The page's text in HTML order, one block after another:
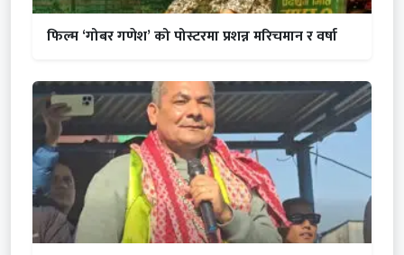
फिल्म ‘गोबर गणेश’ को पोस्टरमा प्रशन्न मरिचमान र वर्षा